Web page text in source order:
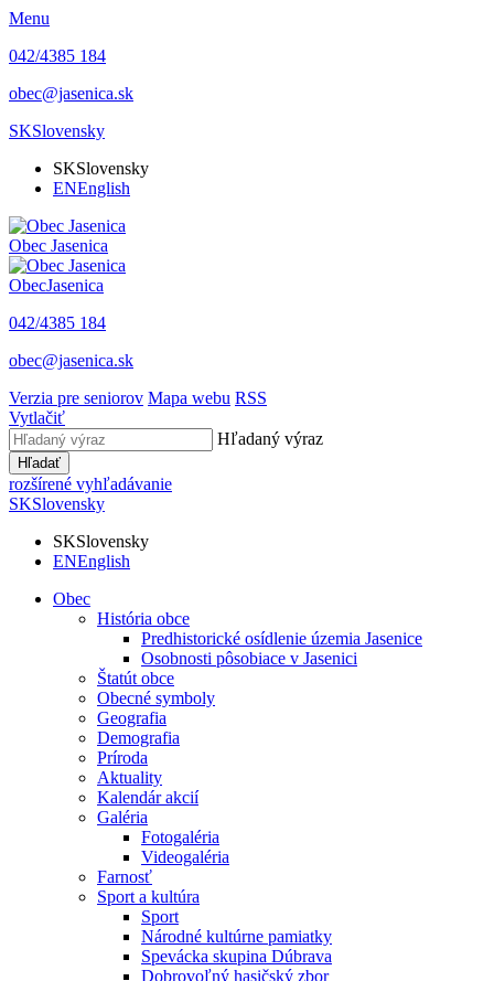
Menu
042/4385 184
obec@jasenica.sk
SKSlovensky
SKSlovensky
ENEnglish
Obec Jasenica
ObecJasenica
042/4385 184
obec@jasenica.sk
Verzia pre seniorov Mapa webu RSS
Vytlačiť
Hľadaný výraz
Hľadať
rozšírené vyhľadávanie
SKSlovensky
SKSlovensky
ENEnglish
Obec
História obce
Predhistorické osídlenie územia Jasenice
Osobnosti pôsobiace v Jasenici
Štatút obce
Obecné symboly
Geografia
Demografia
Príroda
Aktuality
Kalendár akcií
Galéria
Fotogaléria
Videogaléria
Farnosť
Sport a kultúra
Sport
Národné kultúrne pamiatky
Spevácka skupina Dúbrava
Dobrovoľný hasičský zbor